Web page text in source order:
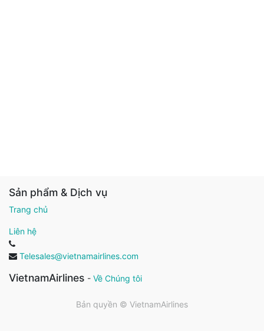
Sản phẩm & Dịch vụ
Trang chủ
Liên hệ
Telesales@vietnamairlines.com
VietnamAirlines - Về Chúng tôi
Bản quyền © VietnamAirlines